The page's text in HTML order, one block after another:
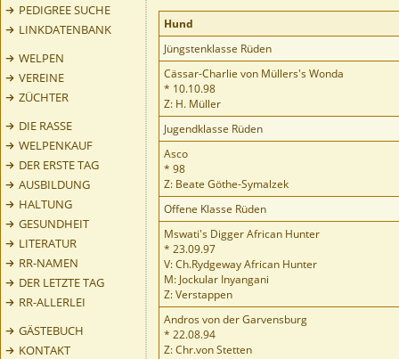
PEDIGREE SUCHE
LINKDATENBANK
WELPEN
VEREINE
ZÜCHTER
DIE RASSE
WELPENKAUF
DER ERSTE TAG
AUSBILDUNG
HALTUNG
GESUNDHEIT
LITERATUR
RR-NAMEN
DER LETZTE TAG
RR-ALLERLEI
GÄSTEBUCH
KONTAKT
Hund
Jüngstenklasse Rüden
Cässar-Charlie von Müllers's Wonda
* 10.10.98
Z: H. Müller
Jugendklasse Rüden
Asco
* 98
Z: Beate Göthe-Symalzek
Offene Klasse Rüden
Mswati's Digger African Hunter
* 23.09.97
V: Ch.Rydgeway African Hunter
M: Jockular Inyangani
Z: Verstappen
Andros von der Garvensburg
* 22.08.94
Z: Chr.von Stetten